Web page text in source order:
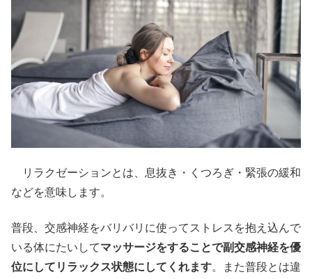
リラクゼーションとは、息抜き・くつろぎ・緊張の緩和
などを意味します。
普段、交感神経をバリバリに使ってストレスを抱え込んで
いる体にたいしてマッサージをすることで副交感神経を優
位にしてリラックス状態にしてくれます。また普段とは違